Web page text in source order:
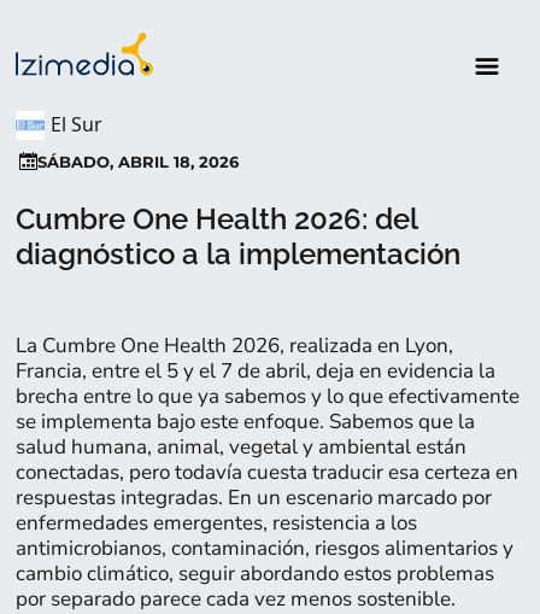
El Sur
SÁBADO, ABRIL 18, 2026
Cumbre One Health 2026: del
diagnóstico a la implementación
La Cumbre One Health 2026, realizada en Lyon,
Francia, entre el 5 y el 7 de abril, deja en evidencia la
brecha entre lo que ya sabemos y lo que efectivamente
se implementa bajo este enfoque. Sabemos que la
salud humana, animal, vegetal y ambiental están
conectadas, pero todavía cuesta traducir esa certeza en
respuestas integradas. En un escenario marcado por
enfermedades emergentes, resistencia a los
antimicrobianos, contaminación, riesgos alimentarios y
cambio climático, seguir abordando estos problemas
por separado parece cada vez menos sostenible.